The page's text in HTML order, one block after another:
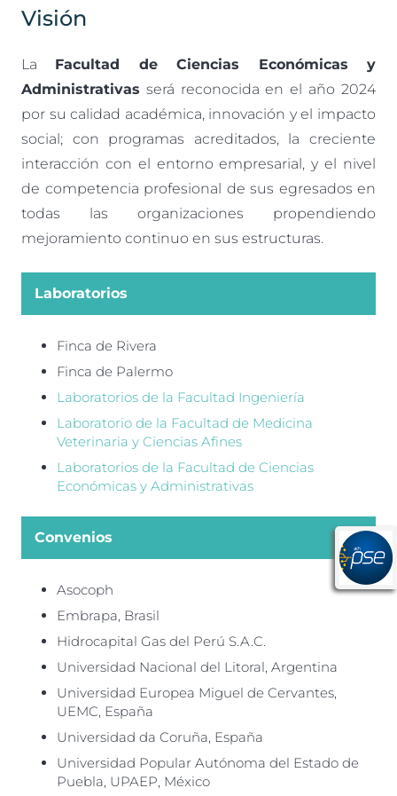
Visión
La Facultad de Ciencias Económicas y
Administrativas será reconocida en el año 2024
por su calidad académica, innovación y el impacto
social; con programas acreditados, la creciente
interacción con el entorno empresarial, y el nivel
de competencia profesional de sus egresados en
todas las organizaciones propendiendo
mejoramiento continuo en sus estructuras.
Laboratorios
Finca de Rivera
Finca de Palermo
Laboratorios de la Facultad Ingeniería
Laboratorio de la Facultad de Medicina
Veterinaria y Ciencias Afines
Laboratorios de la Facultad de Ciencias
Económicas y Administrativas
Convenios
Asocoph
Embrapa, Brasil
Hidrocapital Gas del Perú S.A.C.
Universidad Nacional del Litoral, Argentina
Universidad Europea Miguel de Cervantes,
UEMC, España
Universidad da Coruña, España
Universidad Popular Autónoma del Estado de
Puebla, UPAEP, México